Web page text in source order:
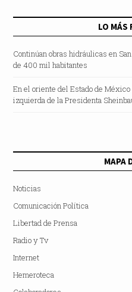
LO MÁS
Continúan obras hidráulicas en
de 400 mil habitantes
En el oriente del Estado de
izquierda de la Presidenta
MAPA
Noticias
Comunicación Política
Libertad de Prensa
Radio y Tv
Internet
Hemeroteca